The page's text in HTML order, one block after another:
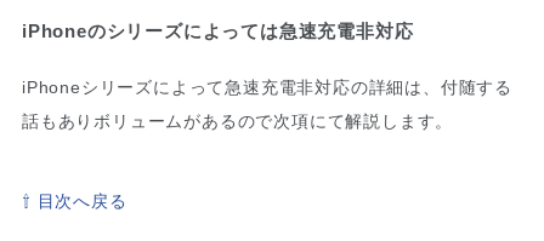
iPhoneのシリーズによっては急速充電非対応
iPhoneシリーズによって急速充電非対応の詳細は、付随する
話もありボリュームがあるので次項にて解説します。
⇧ 目次へ戻る